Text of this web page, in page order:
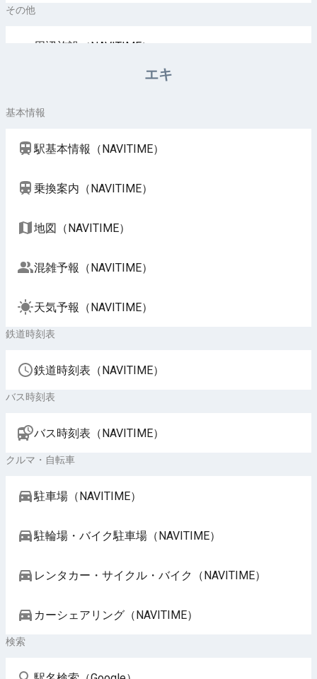
その他
周辺施設（NAVITIME）
エキ
基本情報
駅基本情報（NAVITIME）
乗換案内（NAVITIME）
地図（NAVITIME）
混雑予報（NAVITIME）
天気予報（NAVITIME）
鉄道時刻表
鉄道時刻表（NAVITIME）
バス時刻表
バス時刻表（NAVITIME）
クルマ・自転車
駐車場（NAVITIME）
駐輪場・バイク駐車場（NAVITIME）
レンタカー・サイクル・バイク（NAVITIME）
カーシェアリング（NAVITIME）
検索